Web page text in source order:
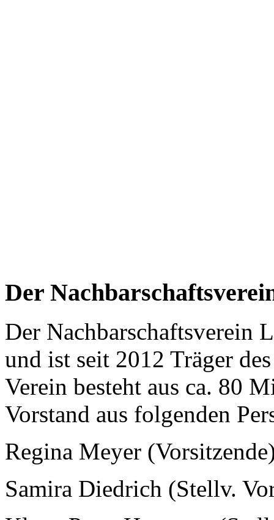
Der
Der Nachbarschaftsverein
und ist seit 2012 Träger
Verein besteht aus ca. 80
Vorstand aus folgenden
Regina Meyer
Samira Diedrich (Stellv.